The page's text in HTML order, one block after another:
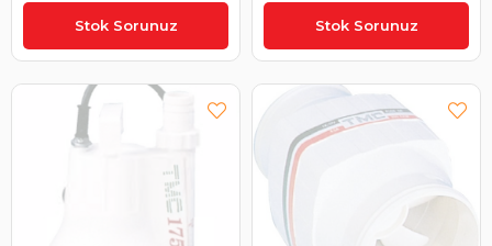
Stok Sorunuz
₺2.123,17 Stok Sorunuz
₺1.049,66